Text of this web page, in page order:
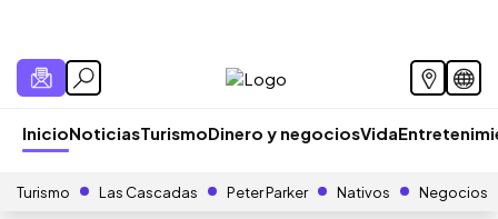
InicioNoticiasTurismoDinero y negociosVida
Turismo Las Cascadas Peter Parker Nativos Negocios